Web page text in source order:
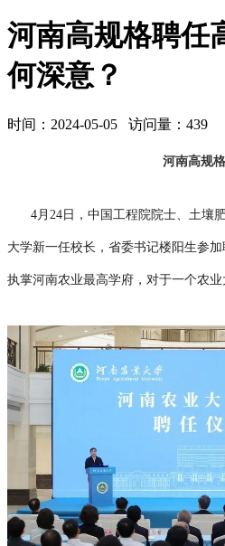
河南高规格聘任
何深意？
时间：2024-05-05 访问量：439
河南高规格聘任高校
4月24日，中国工程院院士、土壤
大学新一任校长，省委书记楼阳生参
执掌河南农业最高学府，对于一个农业